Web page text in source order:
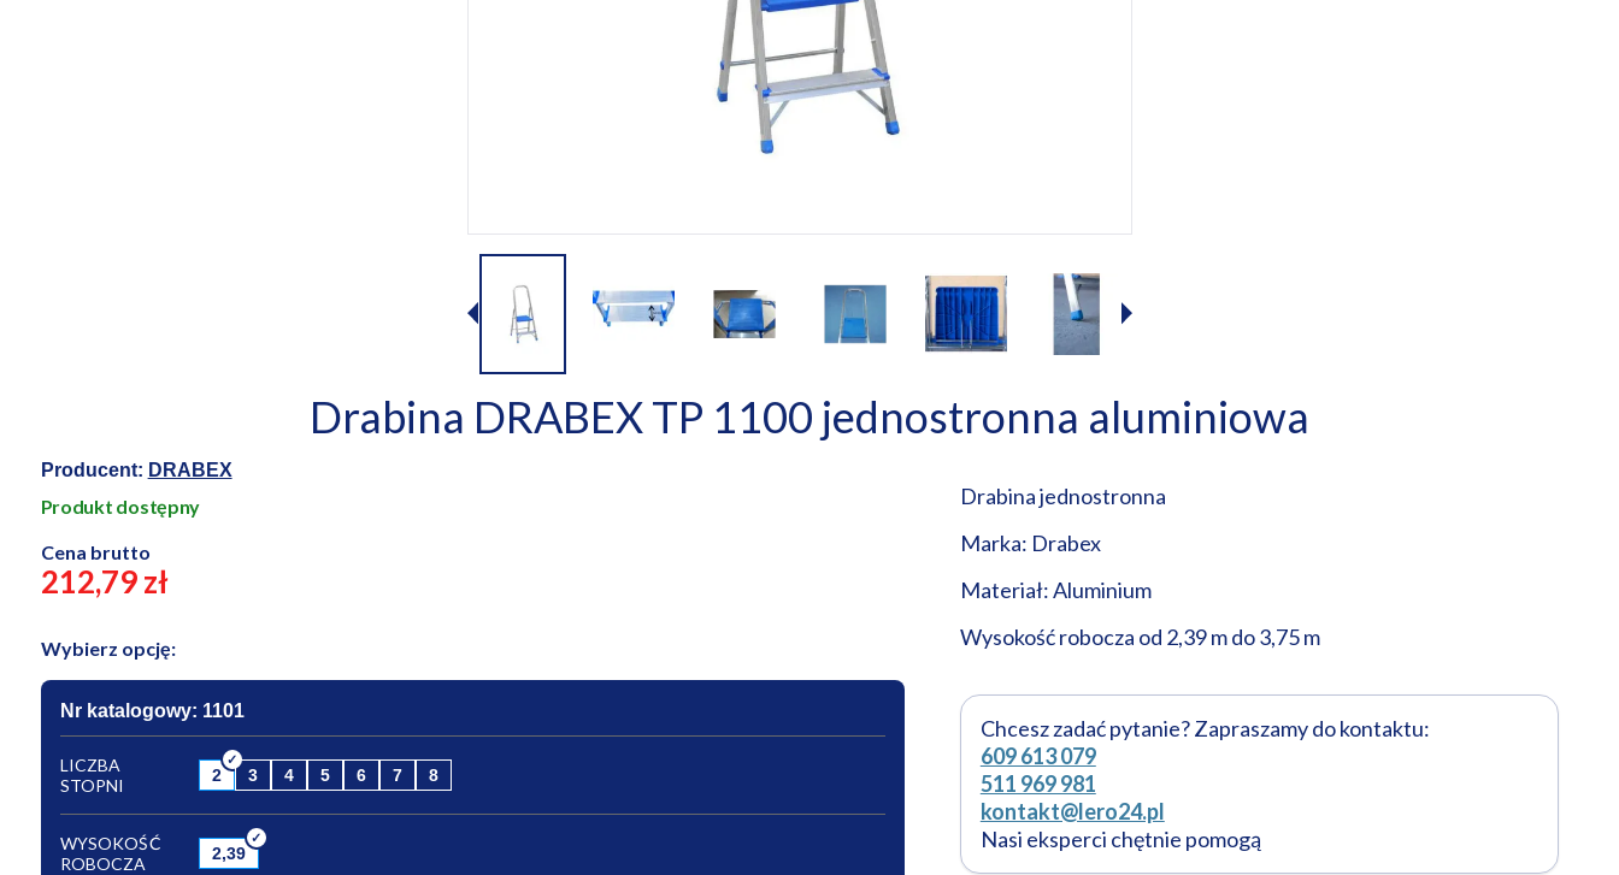
Drabina DRABEX TP 1100 jednostronna aluminiowa
Producent: DRABEX
Produkt dostępny
Cena brutto
212,79 zł
Wybierz opcję:
Nr katalogowy: 1101
LICZBA
STOPNI
2 3 4 5 6 7 8
WYSOKOŚĆ
ROBOCZA
2,39
Drabina jednostronna
Marka: Drabex
Materiał: Aluminium
Wysokość robocza od 2,39 m do 3,75 m
Chcesz zadać pytanie? Zapraszamy do kontaktu:
609 613 079
511 969 981
kontakt@lero24.pl
Nasi eksperci chętnie pomogą